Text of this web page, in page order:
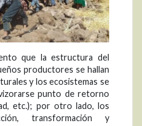
que la estructura del
productores se hallan
y los ecosistemas se
punto de retorno
etc.); por otro lado, los
transformación y